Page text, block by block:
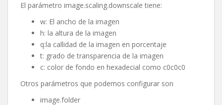
El parámetro image.scaling.downscale tiene:
w: El ancho de la imagen
h: la altura de la imagen
q:la callidad de la imagen en porcentaje
t: grado de transparencia de la imagen
c: color de fondo en hexadecial como c0c0c0
Otros parámetros que podemos configurar son
image.folder